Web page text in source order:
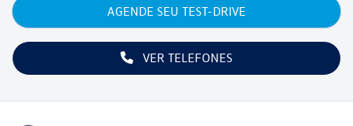
VER TELEFONES
AGENDE SEU TEST-DRIVE